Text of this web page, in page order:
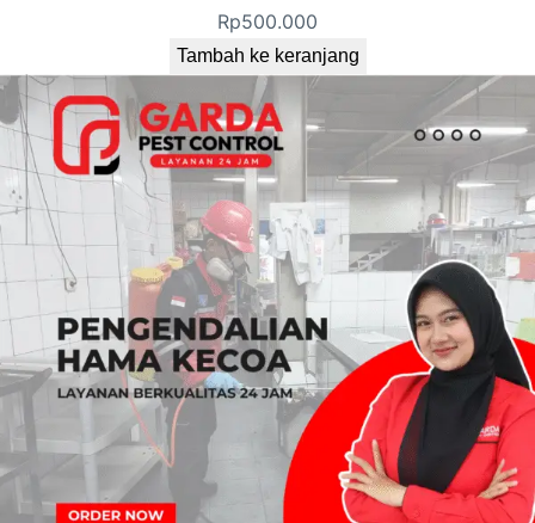
Rp500.000
Tambah ke keranjang